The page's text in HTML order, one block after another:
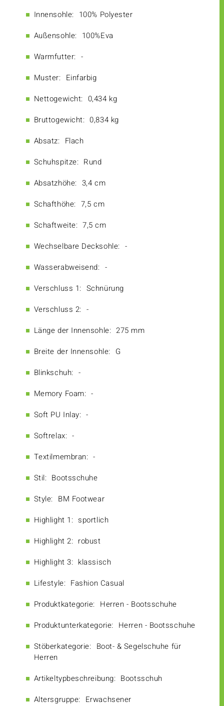
Innensohle: 100% Polyester
Außensohle: 100%Eva
Warmfutter: -
Muster: Einfarbig
Nettogewicht: 0,434 kg
Bruttogewicht: 0,834 kg
Absatz: Flach
Schuhspitze: Rund
Absatzhöhe: 3,4 cm
Schafthöhe: 7,5 cm
Schaftweite: 7,5 cm
Wechselbare Decksohle: -
Wasserabweisend: -
Verschluss 1: Schnürung
Verschluss 2: -
Länge der Innensohle: 275 mm
Breite der Innensohle: G
Blinkschuh: -
Memory Foam: -
Soft PU Inlay: -
Softrelax: -
Textilmembran: -
Stil: Bootsschuhe
Style: BM Footwear
Highlight 1: sportlich
Highlight 2: robust
Highlight 3: klassisch
Lifestyle: Fashion Casual
Produktkategorie: Herren - Bootsschuhe
Produktunterkategorie: Herren - Bootsschuhe
Stöberkategorie: Boot- & Segelschuhe für
Herren
Artikeltypbeschreibung: Bootsschuh
Altersgruppe: Erwachsener